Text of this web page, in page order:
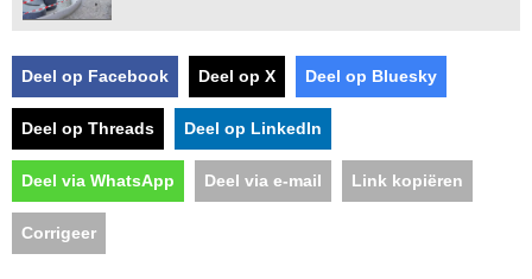
Deel op Facebook Deel op X Deel op Bluesky
Deel op Threads Deel op LinkedIn
Deel via WhatsApp Deel via e-mail Link kopiëren
Corrigeer